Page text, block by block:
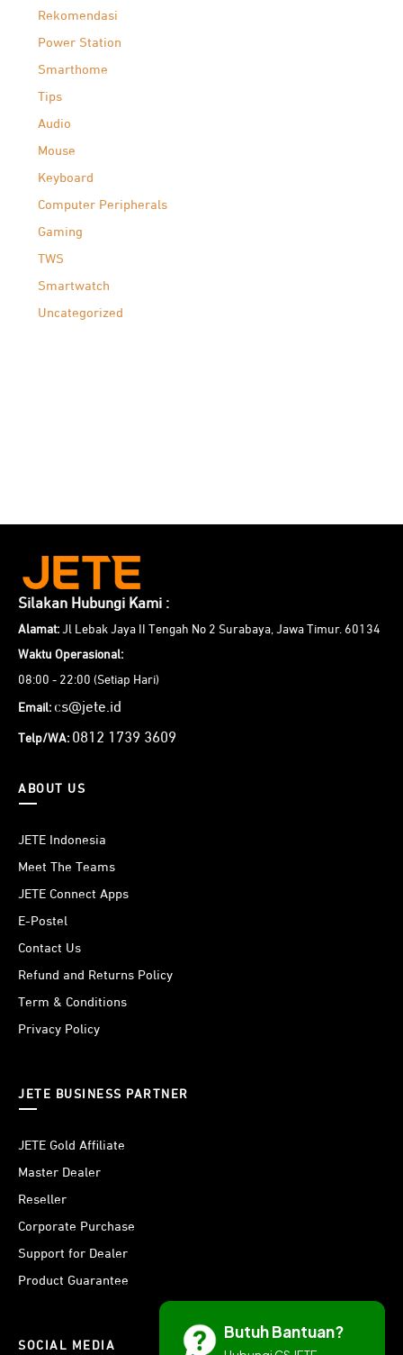
Rekomendasi
Power Station
Smarthome
Tips
Audio
Mouse
Keyboard
Computer Peripherals
Gaming
TWS
Smartwatch
Uncategorized
Silakan Hubungi Kami :
Alamat: Jl Lebak Jaya II Tengah No 2 Surabaya, Jawa Timur. 60134
Waktu Operasional:
08:00 - 22:00 (Setiap Hari)
Email: cs@jete.id
Telp/WA: 0812 1739 3609
ABOUT US
JETE Indonesia
Meet The Teams
JETE Connect Apps
E-Postel
Contact Us
Refund and Returns Policy
Term & Conditions
Privacy Policy
JETE BUSINESS PARTNER
JETE Gold Affiliate
Master Dealer
Reseller
Corporate Purchase
Support for Dealer
Product Guarantee
SOCIAL MEDIA
Butuh Bantuan?